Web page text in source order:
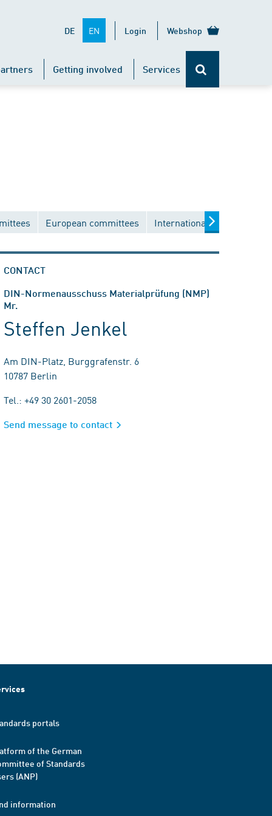
DE EN Login Webshop
Getting involved Services
European committees International committees
CONTACT
DIN-Normenausschuss Materialprüfung (NMP)
Mr.
Steffen Jenkel
Am DIN-Platz, Burggrafenstr. 6
10787 Berlin
Tel.: +49 30 2601-2058
Send message to contact
portals
of the German
of Standards
(ANP)
information